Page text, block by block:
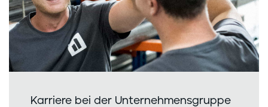
Karriere bei der Unternehmensgruppe